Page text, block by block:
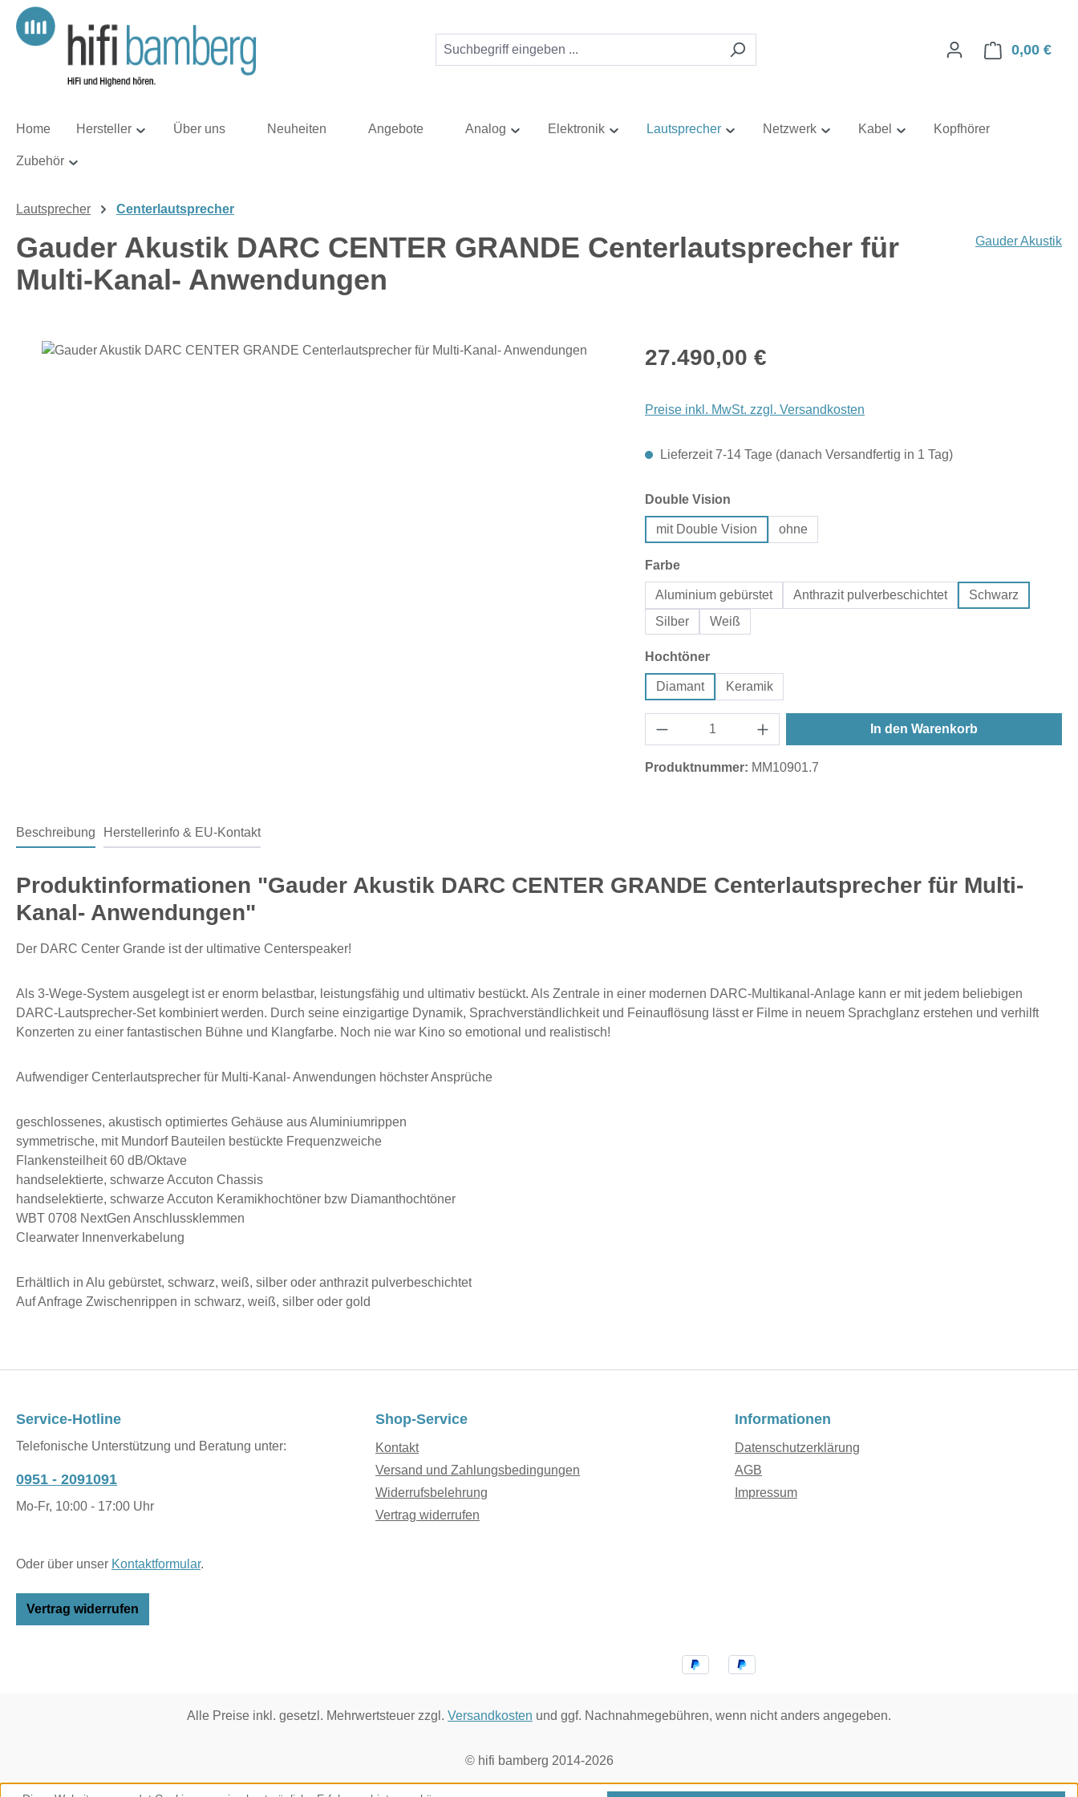
Hauptinhalt springen
Zur Suche springen
Zur Hauptnavigation springen
0,00 €
Home Hersteller Über uns Neuheiten Angebote Analog Elektronik Lautsprecher Netzwerk Kabel Kopfhörer
Zubehör
Lautsprecher Centerlautsprecher
Gauder Akustik DARC CENTER GRANDE Centerlautsprecher für
Multi-Kanal- Anwendungen
Gauder Akustik
Bildergalerie überspringen Regulärer Preis:
27.490,00 €
Preise inkl. MwSt. zzgl. Versandkosten
Lieferzeit 7-14 Tage (danach Versandfertig in 1 Tag)
Double Vision
mit Double Vision ohne
Farbeauswählen
Aluminium gebürstet Anthrazit pulverbeschichtet
Schwarz
Silber
Weiß
Hochtönerauswählen
Diamant Keramik
In den Warenkorb
Produktnummer: MM10901.7
Beschreibung Herstellerinfo & EU-Kontakt
Produktinformationen "Gauder Akustik DARC CENTER GRANDE Centerlautsprecher für Multi-
Kanal- Anwendungen"
Der DARC Center Grande ist der ultimative Centerspeaker!
Als 3-Wege-System ausgelegt ist er enorm belastbar, leistungsfähig und ultimativ bestückt. Als Zentrale in einer modernen DARC-Multikanal-Anlage kann er mit jedem beliebigen
DARC-Lautsprecher-Set kombiniert werden. Durch seine einzigartige Dynamik, Sprachverständlichkeit und Feinauflösung lässt er Filme in neuem Sprachglanz erstehen und verhilft
Konzerten zu einer fantastischen Bühne und Klangfarbe. Noch nie war Kino so emotional und realistisch!
Aufwendiger Centerlautsprecher für Multi-Kanal- Anwendungen höchster Ansprüche
geschlossenes, akustisch optimiertes Gehäuse aus Aluminiumrippen
symmetrische, mit Mundorf Bauteilen bestückte Frequenzweiche
Flankensteilheit 60 dB/Oktave
handselektierte, schwarze Accuton Chassis
handselektierte, schwarze Accuton Keramikhochtöner bzw Diamanthochtöner
WBT 0708 NextGen Anschlussklemmen
Clearwater Innenverkabelung
Erhältlich in Alu gebürstet, schwarz, weiß, silber oder anthrazit pulverbeschichtet
Auf Anfrage Zwischenrippen in schwarz, weiß, silber oder gold
Service-Hotline
Telefonische Unterstützung und Beratung unter:
0951 - 2091091
Mo-Fr, 10:00 - 17:00 Uhr
Oder über unser Kontaktformular.
Vertrag widerrufen
Shop-Service
Kontakt
Versand und Zahlungsbedingungen
Widerrufsbelehrung
Vertrag widerrufen
Informationen
Datenschutzerklärung
AGB
Impressum
Alle Preise inkl. gesetzl. Mehrwertsteuer zzgl. Versandkosten und ggf. Nachnahmegebühren, wenn nicht anders angegeben.
© hifi bamberg 2014-2026